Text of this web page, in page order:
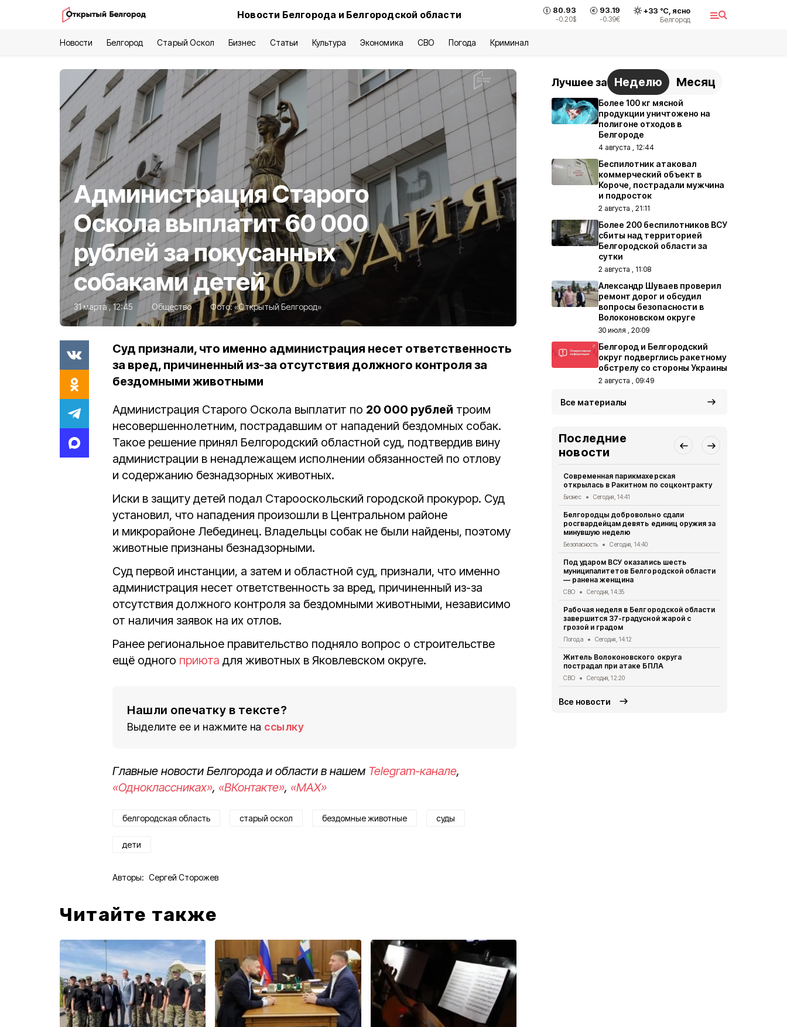
Новости Белгорода и Белгородской области 80.93
-0.20$
93.19
-0.39€
+33 °С, ясно
Белгород
Новости Белгород Старый Оскол Бизнес Статьи Культура Экономика СВО Погода Криминал
Администрация Старого
Оскола выплатит 60 000
рублей за покусанных
собаками детей
31 марта , 12:45 Общество Фото:«Открытый Белгород»
Суд признали, что именно администрация несет ответственность
за вред, причиненный из-за отсутствия должного контроля за
бездомными животными
Администрация Старого Оскола выплатит по 20 000 рублей троим
несовершеннолетним, пострадавшим от нападений бездомных собак.
Такое решение принял Белгородский областной суд, подтвердив вину
администрации в ненадлежащем исполнении обязанностей по отлову
и содержанию безнадзорных животных.
Иски в защиту детей подал Старооскольский городской прокурор. Суд
установил, что нападения произошли в Центральном районе
и микрорайоне Лебединец. Владельцы собак не были найдены, поэтому
животные признаны безнадзорными.
Суд первой инстанции, а затем и областной суд, признали, что именно
администрация несет ответственность за вред, причиненный из-за
отсутствия должного контроля за бездомными животными, независимо
от наличия заявок на их отлов.
Ранее региональное правительство подняло вопрос о строительстве
ещё одного приюта для животных в Яковлевском округе.
Нашли опечатку в тексте?
Выделите ее и нажмите на ссылку
Главные новости Белгорода и области в нашем Telegram-канале,
«Одноклассниках», «ВКонтакте», «MAX»
белгородская область старый оскол бездомные животные суды
дети
Авторы: Сергей Сторожев
Читайте также
Лучшее за Неделю Месяц
Более 100 кг мясной
продукции уничтожено на
полигоне отходов в
Белгороде
4 августа , 12:44
Беспилотник атаковал
коммерческий объект в
Короче, пострадали мужчина
и подросток
2 августа , 21:11
Более 200 беспилотников ВСУ
сбиты над территорией
Белгородской области за
сутки
2 августа , 11:08
Александр Шуваев проверил
ремонт дорог и обсудил
вопросы безопасности в
Волоконовском округе
30 июля , 20:09
Белгород и Белгородский
округ подверглись ракетному
обстрелу со стороны Украины
2 августа , 09:49
Все материалы
Последние
новости
Современная парикмахерская
открылась в Ракитном по соцконтракту
Бизнес Сегодня, 14:41
Белгородцы добровольно сдали
росгвардейцам девять единиц оружия за
минувшую неделю
Безопасность Сегодня, 14:40
Под ударом ВСУ оказались шесть
муниципалитетов Белгородской области
— ранена женщина
СВО Сегодня, 14:35
Рабочая неделя в Белгородской области
завершится 37-градусной жарой с
грозой и градом
Погода Сегодня, 14:12
Житель Волоконовского округа
пострадал при атаке БПЛА
СВО Сегодня, 12:20
Все новости